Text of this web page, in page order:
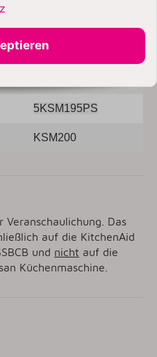
5KSM185PS
5KSM195PS
KSM200
Das
auf die KitchenAid
und nicht auf die
Küchenmaschine.